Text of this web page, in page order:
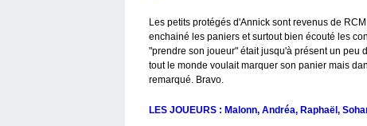
Les petits protégés d'Annick sont revenus de
enchainé les paniers et surtout bien écouté les
"prendre son joueur" était jusqu'à présent un peu
tout le monde voulait marquer son panier mais
remarqué. Bravo.
LES JOUEURS : Malonn, Andréa, Raphaël,